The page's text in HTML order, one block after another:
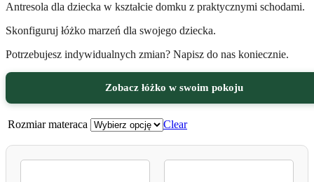
od
do
Antresola dla dziecka w kształcie domku z praktycznymi schodami.
Skonfiguruj łóżko marzeń dla swojego dziecka.
Potrzebujesz indywidualnych zmian? Napisz do nas koniecznie.
Zobacz łóżko w swoim pokoju
Rozmiar materaca Clear